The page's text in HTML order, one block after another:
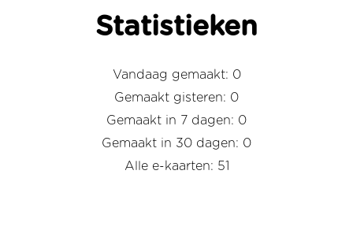
Statistieken
Vandaag gemaakt: 0
Gemaakt gisteren: 0
Gemaakt in 7 dagen: 0
Gemaakt in 30 dagen: 0
Alle e-kaarten: 51